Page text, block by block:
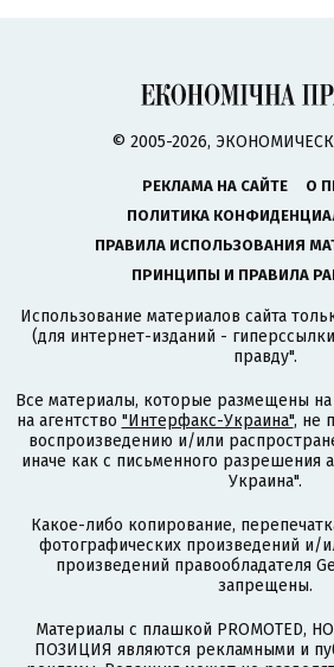
© 2005-2026,
РЕКЛАМА НА САЙТЕ
О
ПОЛИТИКА
ПРАВИЛА ИСПОЛЬЗОВАНИЯ
ПРИНЦИПЫ И ПРАВИЛА
Использование материалов сайта
(для интернет-изданий -
правду".
Все материалы, которые размещены на
на агентство "Интерфакс-Украина", не
воспроизведению и/или
иначе как с письменного разрешения
Украина".
Какое-либо копирование,
фотографических произведений и/
произведений правообладателя
запрещены.
Материалы с плашкой PROMOTED,
ПОЗИЦИЯ являются рекламными и